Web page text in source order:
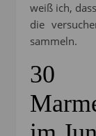
weiß ich,
die
sammeln.
30